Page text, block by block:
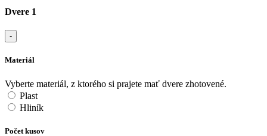
Dvere 1
-
Materiál
Vyberte materiál, z ktorého si prajete mať dvere zhotovené.
Plast
Hliník
Počet kusov